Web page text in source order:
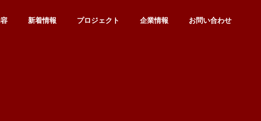
新着情報 プロジェクト 企業情報 お問い合わせ